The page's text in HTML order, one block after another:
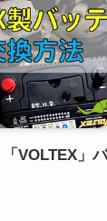
「VOLTEX」